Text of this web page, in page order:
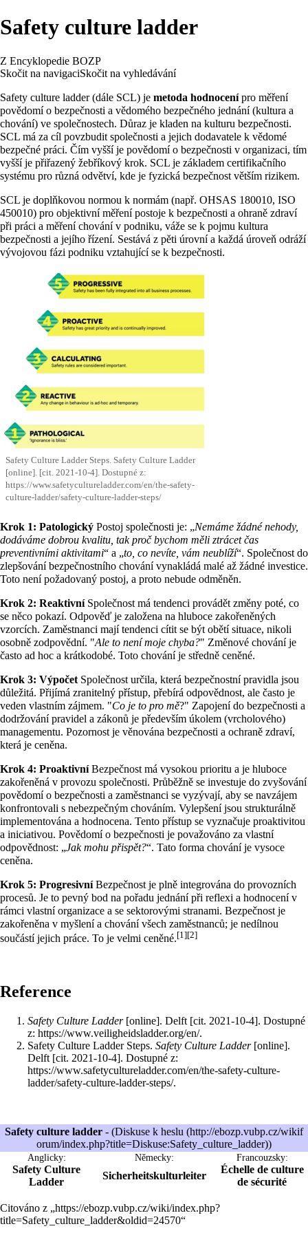
Safety culture ladder
Z Encyklopedie BOZP
Skočit na navigaciSkočit na vyhledávání
Safety culture ladder (dále SCL) je metoda hodnocenípro měření
povědomí o bezpečnosti a vědomého bezpečného jednání (kultura a
chování) ve společnostech. Důraz je kladen na kulturu bezpečnosti.
SCL má za cíl povzbudit společnosti a jejich dodavatele k vědomé
bezpečné práci. Čím vyšší je povědomí o bezpečnosti v organizaci, tím
vyšší je přiřazený žebříkový krok. SCL je základem certifikačního
systému pro různá odvětví, kde je fyzická bezpečnost větším rizikem.
SCL je doplňkovou normou k normám (např. OHSAS 180010, ISO
450010) pro objektivní měření postoje k bezpečnosti a ohraně zdraví
při práci a měření chování v podniku, váže se k pojmu kultura
bezpečnosti a jejího řízení. Sestává z pěti úrovní a každá úroveň odráží
vývojovou fázi podniku vztahující se k bezpečnosti.
Safety Culture Ladder Steps. Safety Culture Ladder
[online]. [cit. 2021-10-4]. Dostupné z:
https://www.safetycultureladder.com/en/the-safety-
culture-ladder/safety-culture-ladder-steps/
Krok 1: Patologický Postoj společnosti je: „Nemáme žádné nehody,
dodáváme dobrou kvalitu, tak proč bychom měli ztrácet čas
preventivními aktivitami“ a „to, co nevíte, vám neublíží“. Společnost do
zlepšování bezpečnostního chování vynakládá malé až žádné investice.
Toto není požadovaný postoj, a proto nebude odměněn.
Krok 2: ReaktivníSpolečnost má tendenci provádět změny poté, co
se něco pokazí. Odpověď je založena na hluboce zakořeněných
vzorcích. Zaměstnanci mají tendenci cítit se být obětí situace, nikoli
osobně zodpovědní. "Ale to není moje chyba?" Změnové chování je
často ad hoc a krátkodobé. Toto chování je středně ceněné.
Krok 3: Výpočet Společnost určila, která bezpečnostní pravidla jsou
důležitá. Přijímá zranitelný přístup, přebírá odpovědnost, ale často je
veden vlastním zájmem. "Co je to pro mě?" Zapojení do bezpečnosti a
dodržování pravidel a zákonů je především úkolem (vrcholového)
managementu. Pozornost je věnována bezpečnosti a ochraně zdraví,
která je ceněna.
Krok 4: ProaktivníBezpečnost má vysokou prioritu a je hluboce
zakořeněná v provozu společnosti. Průběžně se investuje do zvyšování
povědomí o bezpečnosti a zaměstnanci se vyzývají, aby se navzájem
konfrontovali s nebezpečným chováním. Vylepšení jsou strukturálně
implementována a hodnocena. Tento přístup se vyznačuje proaktivitou
a iniciativou. Povědomí o bezpečnosti je považováno za vlastní
odpovědnost: „Jak mohu přispět?“. Tato forma chování je vysoce
ceněna.
Krok 5: ProgresivníBezpečnost je plně integrována do provozních
procesů. Je to pevný bod na pořadu jednání při reflexi a hodnocení v
rámci vlastní organizace a se sektorovými stranami. Bezpečnost je
zakořeněna v myšlení a chování všech zaměstnanců; je nedílnou
součástí jejich práce. To je velmi ceněné.[1][2]
Reference
Safety Culture Ladder[online]. Delft [cit. 2021-10-4]. Dostupné
z: https://www.veiligheidsladder.org/en/.
Safety Culture Ladder Steps. Safety Culture Ladder[online].
Delft [cit. 2021-10-4]. Dostupné z:
https://www.safetycultureladder.com/en/the-safety-culture-
ladder/safety-culture-ladder-steps/.
Safety culture ladder - (Diskuse k heslu
)
Anglicky: Německy: Francouzsky:
Safety Culture
Ladder
Sicherheitskulturleiter
Échelle de culture
de sécurité
Citováno z „https://ebozp.vubp.cz/wiki/index.php?
title=Safety_culture_ladder&oldid=24570“